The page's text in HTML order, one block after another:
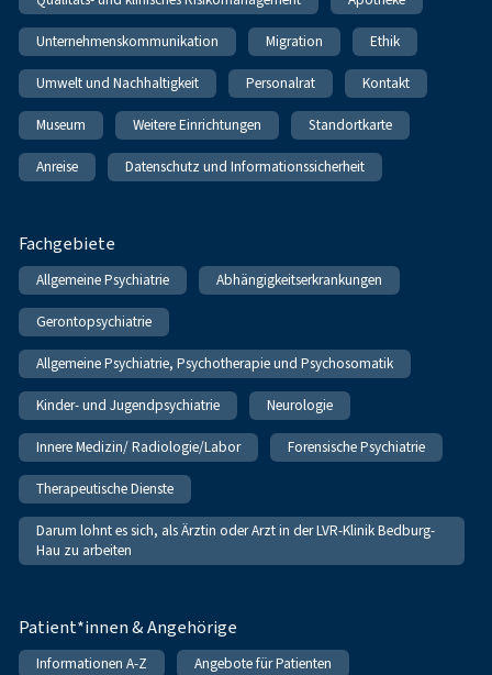
Unternehmenskommunikation Migration Ethik
Umwelt und Nachhaltigkeit Personalrat Kontakt
Museum Weitere Einrichtungen Standortkarte
Anreise Datenschutz und Informationssicherheit
Fachgebiete
Allgemeine Psychiatrie Abhängigkeitserkrankungen
Gerontopsychiatrie
Allgemeine Psychiatrie, Psychotherapie und Psychosomatik
Kinder- und Jugendpsychiatrie Neurologie
Innere Medizin/ Radiologie/Labor Forensische Psychiatrie
Therapeutische Dienste
Darum lohnt es sich, als Ärztin oder Arzt in der LVR-Klinik Bedburg-
Hau zu arbeiten
Patient*innen & Angehörige
Informationen A-Z Angebote für Patienten